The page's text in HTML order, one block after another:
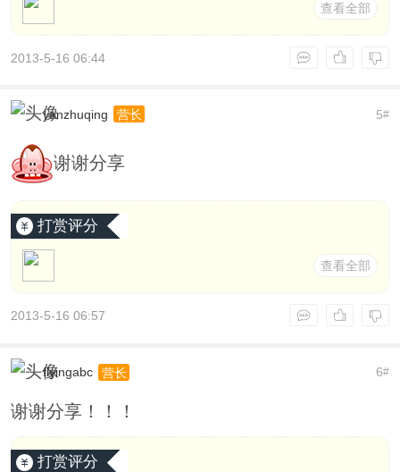
查看全部
2013-5-16 06:44
5#
yanzhuqing 营长
谢谢分享
打赏评分
查看全部
2013-5-16 06:57
6#
flyingabc 营长
谢谢分享！！！
打赏评分